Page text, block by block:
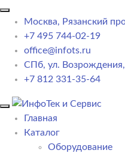
Москва, Рязанский
+7 495 744-02-19
office@infots.ru
СПб, ул.
+7 812 331-35-64
Главная
Каталог
Оборудование